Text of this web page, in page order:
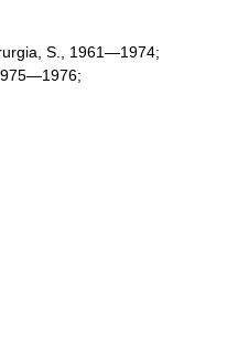
S., 1961—1974;